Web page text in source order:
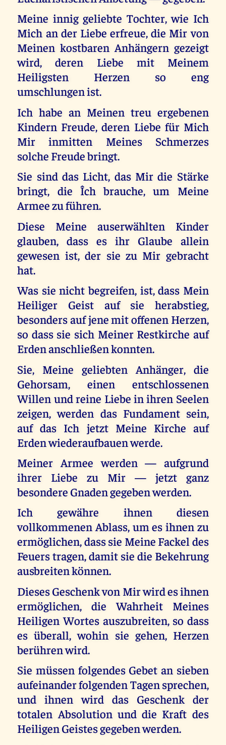
Meine innig geliebte Tochter, wie Ich
Mich an der Liebe erfreue, die Mir von
Meinen kostbaren Anhängern gezeigt
wird, deren Liebe mit Meinem
Heiligsten Herzen so eng
umschlungen ist.
Ich habe an Meinen treu ergebenen
Kindern Freude, deren Liebe für Mich
Mir inmitten Meines Schmerzes
solche Freude bringt.
Sie sind das Licht, das Mir die Stärke
bringt, die Îch brauche, um Meine
Armee zu führen.
Diese Meine auserwählten Kinder
glauben, dass es ihr Glaube allein
gewesen ist, der sie zu Mir gebracht
hat.
Was sie nicht begreifen, ist, dass Mein
Heiliger Geist auf sie herabstieg,
besonders auf jene mit offenen Herzen,
so dass sie sich Meiner Restkirche auf
Erden anschließen konnten.
Sie, Meine geliebten Anhänger, die
Gehorsam, einen entschlossenen
Willen und reine Liebe in ihren Seelen
zeigen, werden das Fundament sein,
auf das Ich jetzt Meine Kirche auf
Erden wiederaufbauen werde.
Meiner Armee werden — aufgrund
ihrer Liebe zu Mir — jetzt ganz
besondere Gnaden gegeben werden.
Ich gewähre ihnen diesen
vollkommenen Ablass, um es ihnen zu
ermöglichen, dass sie Meine Fackel des
Feuers tragen, damit sie die Bekehrung
ausbreiten können.
Dieses Geschenk von Mir wird es ihnen
ermöglichen, die Wahrheit Meines
Heiligen Wortes auszubreiten, so dass
es überall, wohin sie gehen, Herzen
berühren wird.
Sie müssen folgendes Gebet an sieben
aufeinander folgenden Tagen sprechen,
und ihnen wird das Geschenk der
totalen Absolution und die Kraft des
Heiligen Geistes gegeben werden.